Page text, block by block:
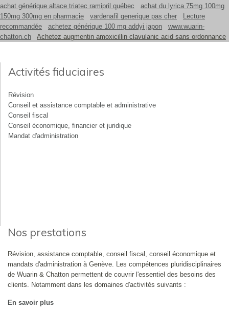
achat générique altace triatec ramipril québec
achat du lyrica 75mg 100mg
150mg 300mg en pharmacie
vardenafil generique pas cher
Lecture
recommandée
achetez générique 100 mg addyi japon
www.wuarin-
chatton.ch
Achetez augmentin amoxicillin clavulanic acid sans ordonnance
Activités fiduciaires
Révision
Conseil et assistance comptable et administrative
Conseil fiscal
Conseil économique, financier et juridique
Mandat d'administration
Nos prestations
Révision, assistance comptable, conseil fiscal, conseil économique et
mandats d'administration à Genève. Les compétences pluridisciplinaires
de Wuarin & Chatton permettent de couvrir l'essentiel des besoins des
clients. Notamment dans les domaines d'activités suivants :
En savoir plus